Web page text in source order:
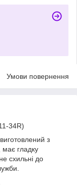
Умови повернення
34R)
з
має гладку
схильні до